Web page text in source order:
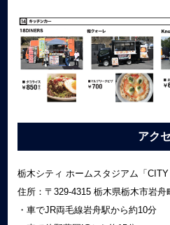
アク
栃木シティ ホームスタジアム「CITY
住所：〒329‐4315 栃木県栃木市岩舟
・車でJR両毛線岩舟駅から約10分